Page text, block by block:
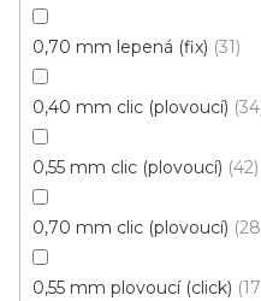
0,70 mm lepená (fix) 31
0,40 mm clic (plovoucí) 34
0,55 mm clic (plovoucí) 42
0,70 mm clic (plovoucí) 28
0,55 mm plovoucí (click) 17
459 Kč
cena:
Fix 30 (lepená)